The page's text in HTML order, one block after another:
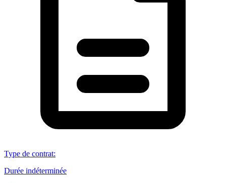
Type de contrat:
Durée indéterminée